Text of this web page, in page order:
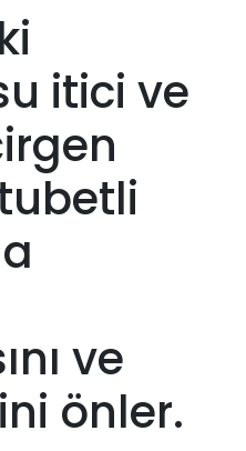
itici ve
ve
önler.